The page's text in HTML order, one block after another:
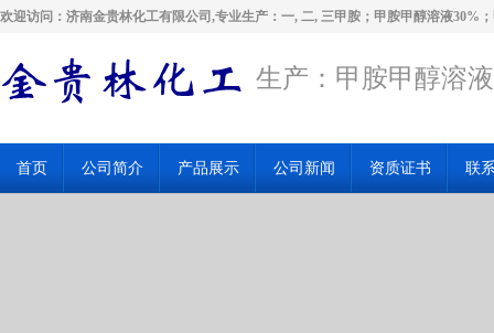
欢迎访问：济南金贵林化工有限公司,专业生产：一, 二, 三甲胺；甲胺甲醇溶液30%
生产：甲胺甲醇溶
首页 公司简介 产品展示 公司新闻 资质证书 联